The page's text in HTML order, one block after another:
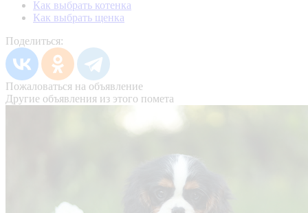
Как выбрать котенка
Как выбрать щенка
Поделиться:
Пожаловаться на объявление
Другие объявления из этого помета